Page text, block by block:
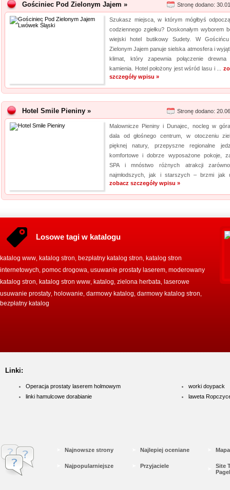
Gościniec Pod Zielonym Jajem » Stronę dodano:
Szukasz miejsca, w którym mógłbyś
codziennego zgiełku? Doskonałym wyborem
wiejski hotel butikowy Sudety. W
Zielonym Jajem panuje sielska atmosfera i
klimat, który zapewnia połączenie drewna
kamienia. Hotel położony jest wśród lasu i ...
szczegóły wpisu »
Hotel Smile Pieniny » Stronę dodano:
Malownicze Pieniny i Dunajec, nocleg w
dala od głośnego centrum, w otoczeniu
pięknej natury, przepyszne regionalne
komfortowe i dobrze wyposażone pokoje,
SPA i mnóstwo różnych atrakcji
najmłodszych, jak i starszych – brzmi jak
zobacz szczegóły wpisu »
Losowe tagi w katalogu
katalog www katalog stron bezpłatny katalog stron katalog stron
internetowych pomoc drogowa usuwanie prostaty laserem moderowany
katalog stron katalog stron www katalog zielona herbata
laserowe
usuwanie prostaty holowanie darmowy katalog darmowy katalog stron
bezpłatny katalog
Linki:
Operacja prostaty laserem holmowym
linki hamulcowe dorabianie
worki doypack
laweta
Najnowsze strony Najlepiej oceniane
Najpopularniejsze Przyjaciele
Site